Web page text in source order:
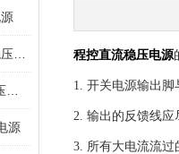
源
程控直流稳压电源
1. 开关电源输出
2. 输出的反馈线
3. 所有大电流流